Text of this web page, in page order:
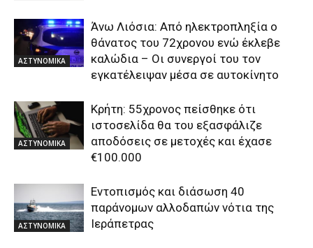
ΑΣΤΥΝΟΜΙΚΑ
Άνω Λιόσια: Από ηλεκτροπληξία ο
θάνατος του 72χρονου ενώ έκλεβε
καλώδια – Οι συνεργοί του τον
εγκατέλειψαν μέσα σε αυτοκίνητο
ΑΣΤΥΝΟΜΙΚΑ
Κρήτη: 55χρονος πείσθηκε ότι
ιστοσελίδα θα του εξασφάλιζε
αποδόσεις σε μετοχές και έχασε
€100.000
ΑΣΤΥΝΟΜΙΚΑ
Εντοπισμός και διάσωση 40
παράνομων αλλοδαπών νότια της
Ιεράπετρας